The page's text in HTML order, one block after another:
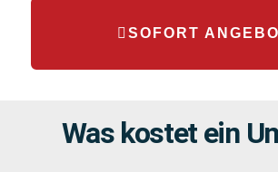
SOFORT
Was kostet ein